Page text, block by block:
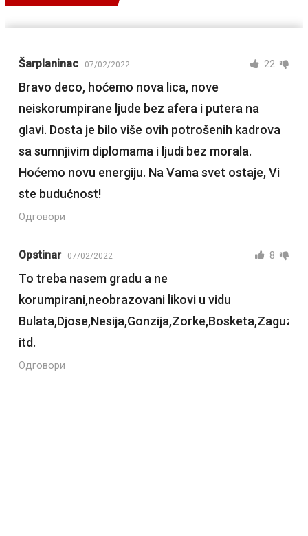
Šarplaninac 07/02/2022 22
Bravo deco, hoćemo nova lica, nove
neiskorumpirane ljude bez afera i putera na
glavi. Dosta je bilo više ovih potrošenih kadrova
sa sumnjivim diplomama i ljudi bez morala.
Hoćemo novu energiju. Na Vama svet ostaje, Vi
ste budućnost!
Одговори
Opstinar 07/02/2022 8
To treba nasem gradu a ne
korumpirani,neobrazovani likovi u vidu
itd.
Одговори